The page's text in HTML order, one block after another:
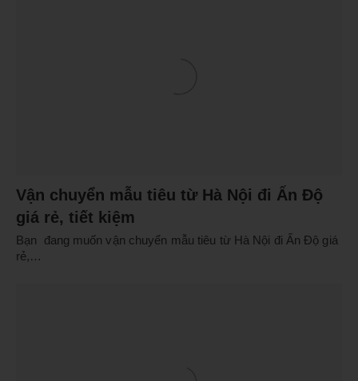
Vận chuyển mẫu tiêu từ Hà Nội đi Ấn Độ
giá rẻ, tiết kiệm
Bạn đang muốn vận chuyển mẫu tiêu từ Hà Nội đi Ấn Độ giá
rẻ,…